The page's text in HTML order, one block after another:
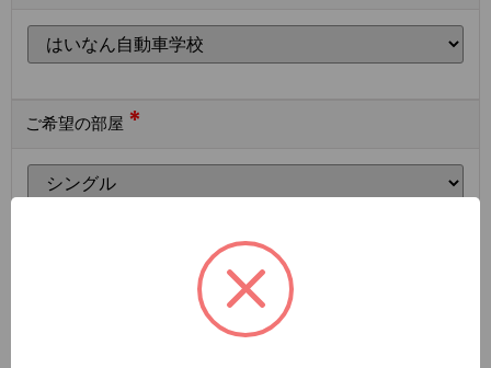
ご希望の部屋 *